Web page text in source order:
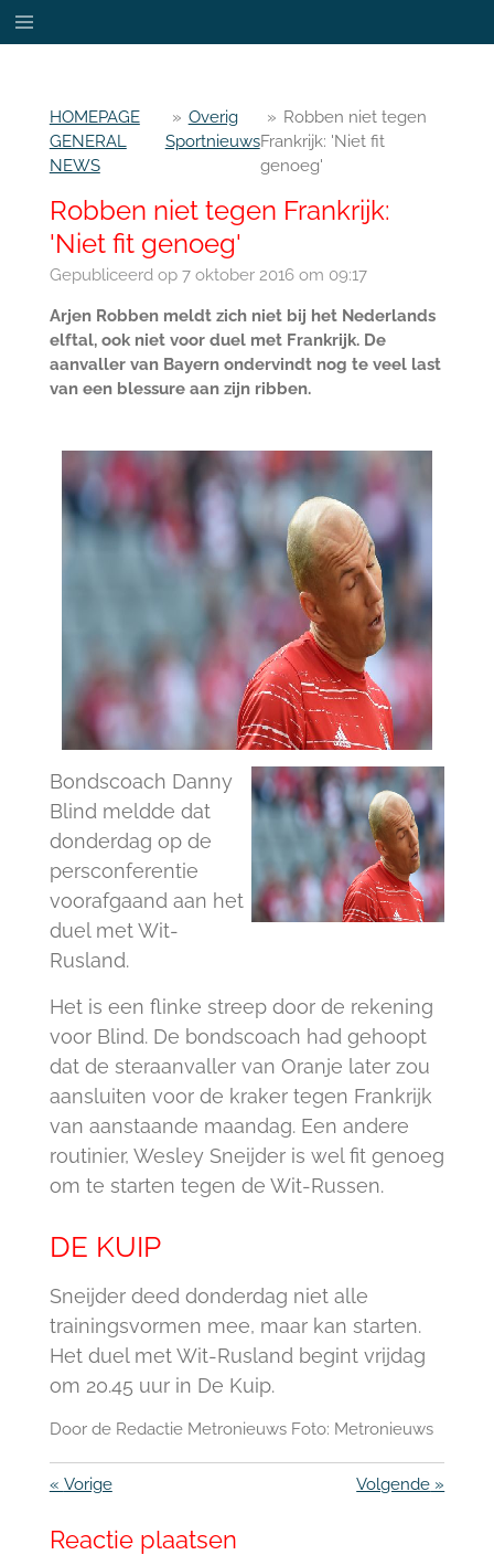
Ga
direct
hoofdinhoud
HOMEPAGE
GENERAL
NEWS
» Overig
Sportnieuws
» Robben niet tegen
Frankrijk: 'Niet fit
genoeg'
Robben niet tegen Frankrijk:
'Niet fit genoeg'
Gepubliceerd op 7 oktober 2016 om 09:17
Arjen Robben meldt zich niet bij het Nederlands
elftal, ook niet voor duel met Frankrijk. De
aanvaller van Bayern ondervindt nog te veel last
van een blessure aan zijn ribben.
Bondscoach Danny
Blind meldde dat
donderdag op de
persconferentie
voorafgaand aan het
duel met Wit-
Rusland.
Het is een flinke streep door de rekening
voor Blind. De bondscoach had gehoopt
dat de steraanvaller van Oranje later zou
aansluiten voor de kraker tegen Frankrijk
van aanstaande maandag. Een andere
routinier, Wesley Sneijder is wel fit genoeg
om te starten tegen de Wit-Russen.
DE KUIP
Sneijder deed donderdag niet alle
trainingsvormen mee, maar kan starten.
Het duel met Wit-Rusland begint vrijdag
om 20.45 uur in De Kuip.
Door de Redactie Metronieuws Foto: Metronieuws
« Vorige Volgende »
Reactie plaatsen